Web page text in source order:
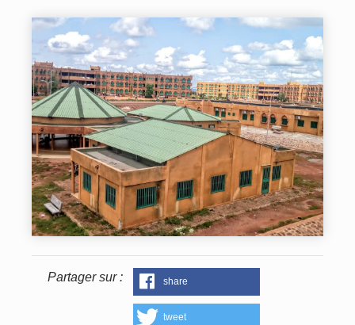
Partager sur : share
tweet